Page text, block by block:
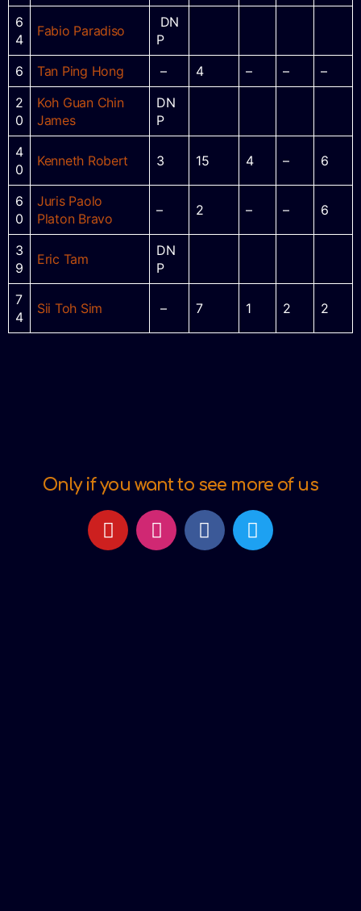
6
4
Fabio Paradiso
DN
P
6
Tan Ping Hong – 4 – –
–
2
0
Koh Guan Chin
James
DN
P
4
0
Kenneth Robert 3 15 4 – 6
6
0
Juris Paolo
Platon Bravo
– 2 – – 6
3
9
Eric Tam
DN
P
7
4
Sii Toh Sim – 7 1 2 2
Only if you want to see more of us